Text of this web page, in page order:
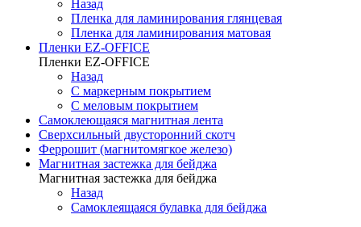
Назад
Пленка для ламинирования глянцевая
Пленка для ламинирования матовая
Пленки EZ-OFFICE
Пленки EZ-OFFICE
Назад
С маркерным покрытием
С меловым покрытием
Самоклеющаяся магнитная лента
Сверхсильный двусторонний скотч
Феррошит (магнитомягкое железо)
Магнитная застежка для бейджа
Магнитная застежка для бейджа
Назад
Самоклеящаяся булавка для бейджа